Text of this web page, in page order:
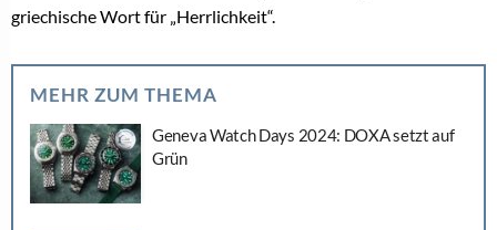
griechische Wort für „Herrlichkeit“.
MEHR ZUM THEMA
Geneva Watch Days 2024: DOXA setzt auf
Grün